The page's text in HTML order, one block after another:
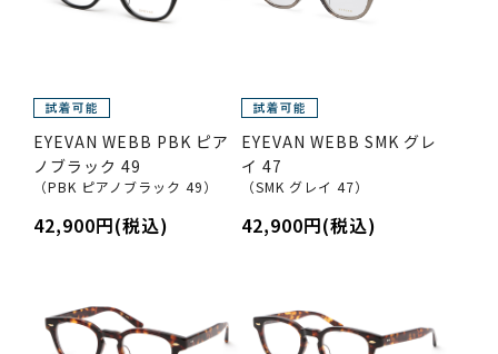
EYEVAN WEBB PBK ピア
ノブラック 49
（PBK ピアノブラック 49）
42,900円(税込)
EYEVAN WEBB SMK グレ
イ 47
（SMK グレイ 47）
42,900円(税込)